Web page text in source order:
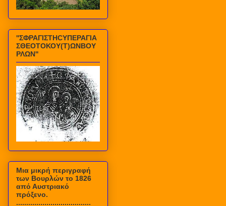
''ΣΦΡΑΓΙΣΤΗCΥΠΕΡΑΓΙΑ
ΣΘΕΟΤΟΚΟΥ(Τ)ΩΝΒΟΥ
ΡΛΩΝ''
Mια μικρή περιγραφή
των Βουρλών το 1826
από Αυστριακό
πρόξενο.
.....................................